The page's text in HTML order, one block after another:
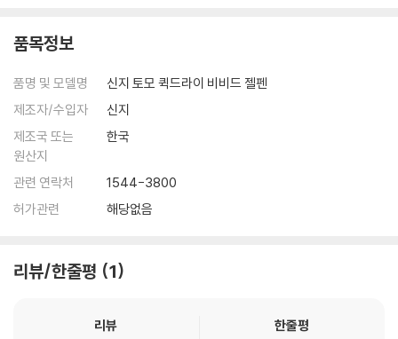
품목정보
품명 및 모델명
신지 토모 퀵드라이 비비드 젤펜
제조자/수입자
신지
제조국 또는
원산지
한국
관련 연락처
1544-3800
허가관련
해당없음
리뷰/한줄평 1
리뷰
한줄평